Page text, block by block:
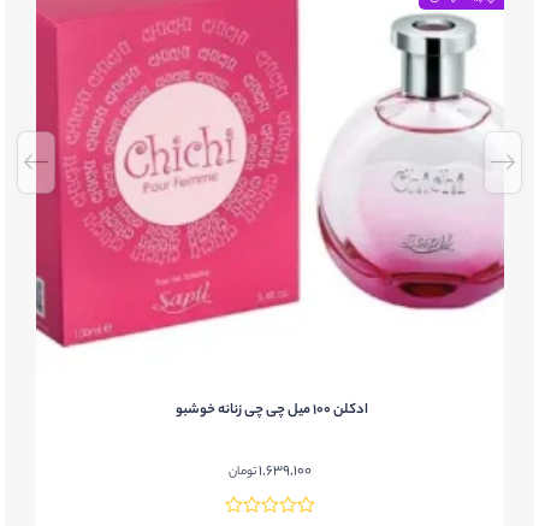
ادکلن 100 میل چی چی زنانه خوشبو
1,639,100تومان